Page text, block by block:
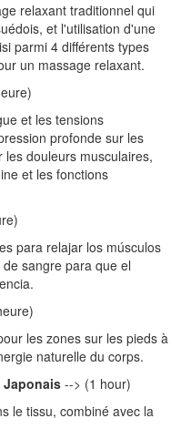
relaxant traditionnel qui
et l'utilisation d'une
parmi 4 différents types
un massage relaxant.
et les tensions
profonde sur les
douleurs musculaires,
et les fonctions
para relajar los músculos
sangre para que el
les zones sur les pieds à
naturelle du corps.
Japonais --> (1 hour)
le tissu, combiné avec la